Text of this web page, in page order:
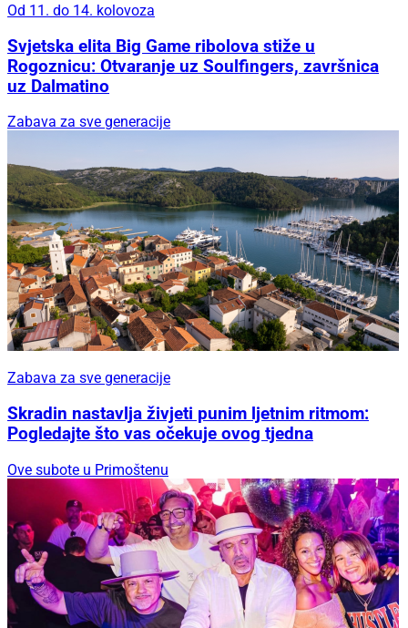
Od 11. do 14. kolovoza
Svjetska elita Big Game ribolova stiže u
Rogoznicu: Otvaranje uz Soulfingers, završnica
uz Dalmatino
Zabava za sve generacije
Zabava za sve generacije
Skradin nastavlja živjeti punim ljetnim ritmom:
Pogledajte što vas očekuje ovog tjedna
Ove subote u Primoštenu